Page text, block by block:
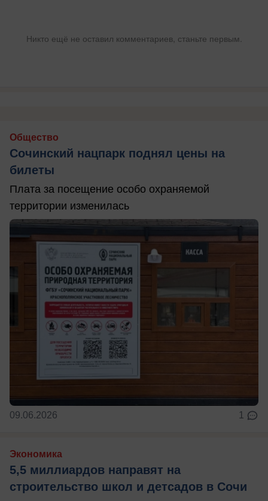
Никто ещё не оставил комментариев, станьте первым.
Общество
Сочинский нацпарк поднял цены на
билеты
Плата за посещение особо охраняемой
территории изменилась
09.06.2026 1
Экономика
5,5 миллиардов направят на
строительство школ и детсадов в Сочи